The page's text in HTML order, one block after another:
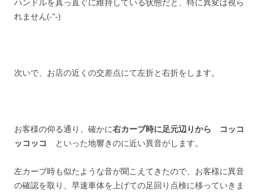
れません(-“-)
次いで、お店の近くの交差点にて左折と右折をします。
お客様の仰る通り、確かに右カーブ時に足元辺りから コッコ
ッコッコ
といった地響きのに近い異音がします。
左カーブ時も似たような音が聞こえてきたので、お客様に異音
の確認を取り、早速車体を上げての足回り点検に移っていきま